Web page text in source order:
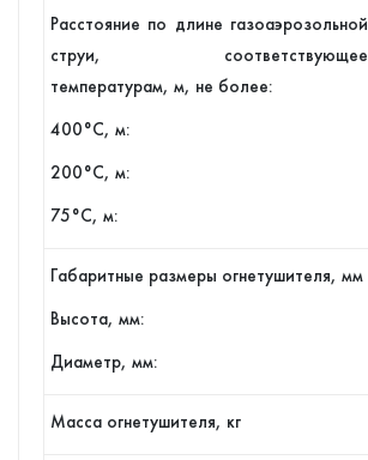
Расстояние по длине газоаэрозольной
струи, соответствующее
температурам, м, не более:
400°С, м:
200°С, м:
75°С, м:
Габаритные размеры огнетушителя, мм
Высота, мм:
Диаметр, мм:
Масса огнетушителя, кг